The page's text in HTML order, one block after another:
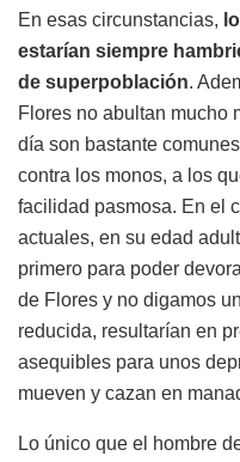
En esas circunstancias,
estarían siempre
de superpoblación.
Flores no abultan mucho
día son bastante
contra los monos, a los
facilidad pasmosa. En el
actuales, en su edad
primero para poder
de Flores y no digamos
reducida, resultarían en
asequibles para unos
mueven y cazan en
Lo único que el hombre